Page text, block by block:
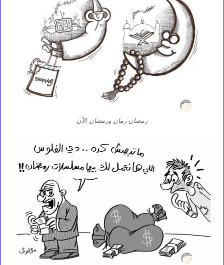
رمضان زمان ورمضان الآن